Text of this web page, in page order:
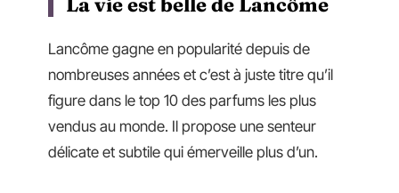
Lancôme gagne en popularité depuis de
nombreuses années et c’est à juste titre qu’il
figure dans le top 10 des parfums les plus
vendus au monde. Il propose une senteur
délicate et subtile qui émerveille plus d’un.